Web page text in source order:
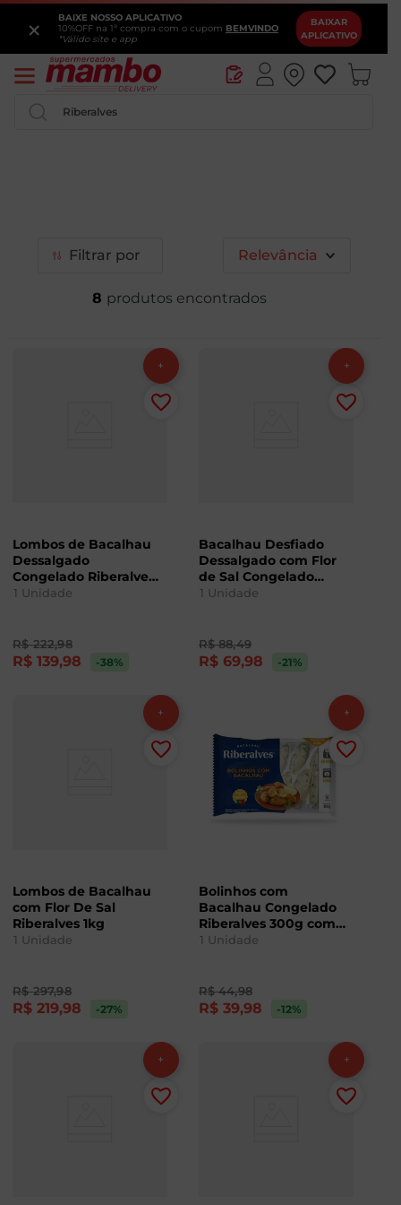
BAIXE NOSSO APLICATIVO
10%OFF na 1ª compra com o cupom BEMVINDO
*Válido site e app
BAIXAR
APLICATIVO
×
Pesquise por produtos ou marcas...
Filtrar Relevância
8
Lombos de Bacalhau
Dessalgado
Congelado Riberalves
800g
1 Unidade
R$ 222,98
R$ 139,98 -38%
Bacalhau Desfiado
Dessalgado com Flor
de Sal Congelado
Riberalves 400g
1 Unidade
R$ 88,49
R$ 69,98 -21%
Lombos de Bacalhau
com Flor De Sal
Riberalves 1kg
1 Unidade
R$ 297,98
R$ 219,98 -27%
Bolinhos com
Bacalhau Congelado
Riberalves 300g com
10 Unidades
1 Unidade
R$ 44,98
R$ 39,98 -12%